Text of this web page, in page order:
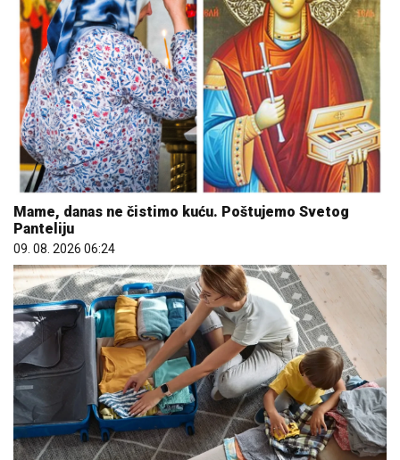
Mame, danas ne čistimo kuću. Poštujemo Svetog
Panteliju
09. 08. 2026 06:24